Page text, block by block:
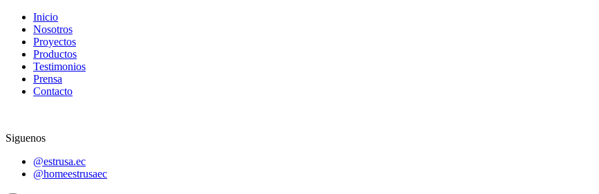
Inicio
Nosotros
Proyectos
Productos
Testimonios
Prensa
Contacto
Siguenos
@estrusa.ec
@homeestrusaec